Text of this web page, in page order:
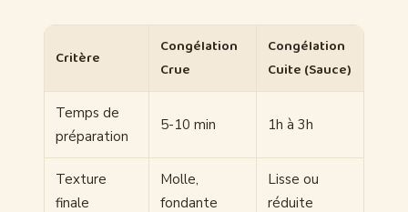
Critère
Congélation
Crue
Congélation
Cuite (Sauce)
Temps de
préparation
5-10 min 1h à 3h
Texture
finale
Molle,
fondante
Lisse ou
réduite